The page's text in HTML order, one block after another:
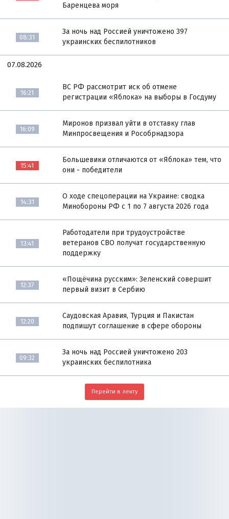
Баренцева моря
08:31
За ночь над Россией уничтожено 397
украинских беспилотников
07.08.2026
16:21
ВС РФ рассмотрит иск об отмене
регистрации «Яблока» на выборы в Госдуму
16:09
Миронов призвал уйти в отставку глав
Минпросвещения и Рособрнадзора
15:41
Большевики отличаются от «Яблока» тем, что
они - победители
14:31
О ходе спецоперации на Украине: сводка
Минобороны РФ с 1 по 7 августа 2026 года
13:41
Работодатели при трудоустройстве
ветеранов СВО получат государственную
поддержку
12:37
«Пощёчина русским»: Зеленский совершит
первый визит в Сербию
12:20
Саудовская Аравия, Турция и Пакистан
подпишут соглашение в сфере обороны
09:32
За ночь над Россией уничтожено 203
украинских беспилотника
Перейти в ленту